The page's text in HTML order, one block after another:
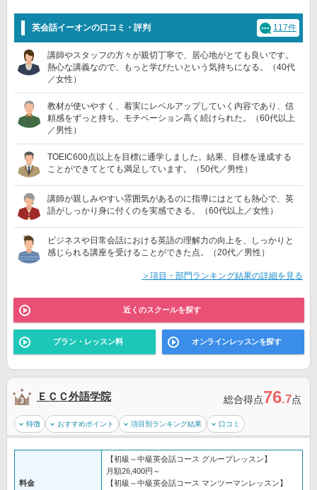
英会話イーオンの口コミ・評判 117件
講師やスタッフの方々が親切丁寧で、居心地がとても良いです。
熱心な講義なので、もっと学びたいという気持ちになる。（40代
／女性）
教材が使いやすく、着実にレベルアップしていく内容であり、信
頼感をずっと持ち、モチベーション高く続けられた。（60代以上
／男性）
TOEIC600点以上を目標に通学しました。結果、目標を達成する
ことができてとても満足しています。（50代／男性）
講師が親しみやすい雰囲気があるのに指導にはとても熱心で、英
語がしっかり身に付くのを実感できる。（60代以上／女性）
ビジネスや日常会話における英語の理解力の向上を、しっかりと
感じられる講座を受けることができた点。（20代／男性）
＞項目・部門ランキング結果の詳細を見る
近くのスクールを探す
プラン・レッスン料 オンラインレッスンを探す
ＥＣＣ外語学院 総合得点76.7点
特徴 おすすめポイント 項目別ランキング結果 口コミ
料金
【初級～中級英会話コース グループレッスン】
月額26,400円～
【初級～中級英会話コース マンツーマンレッスン】